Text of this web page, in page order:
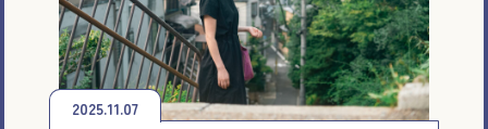
2025.11.07